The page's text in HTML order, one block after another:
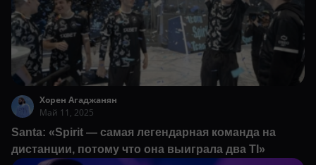
Хорен Агаджанян
Май 11, 2025
Santa: «Spirit — самая легендарная команда на
дистанции, потому что она выиграла два TI»